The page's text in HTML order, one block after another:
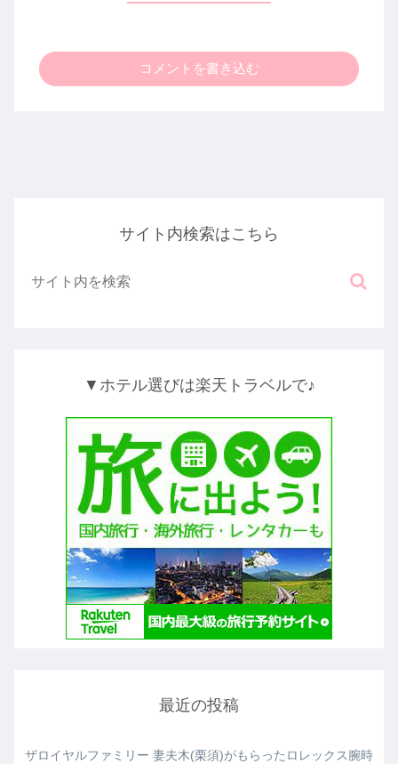
コメントを書き込む
サイト内検索はこちら
▼ホテル選びは楽天トラベルで♪
最近の投稿
ザロイヤルファミリー 妻夫木(栗須)がもらったロレックス腕時